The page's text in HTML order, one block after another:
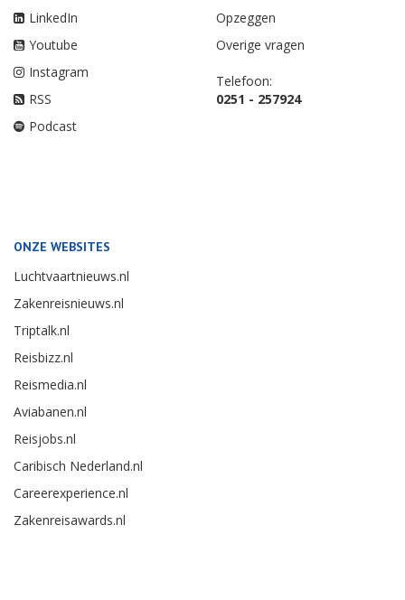
LinkedIn
Youtube
Instagram
RSS
Podcast
Opzeggen
Overige vragen
Telefoon:
0251 - 257924
ONZE WEBSITES
Luchtvaartnieuws.nl
Zakenreisnieuws.nl
Triptalk.nl
Reisbizz.nl
Reismedia.nl
Aviabanen.nl
Reisjobs.nl
Caribisch Nederland.nl
Careerexperience.nl
Zakenreisawards.nl